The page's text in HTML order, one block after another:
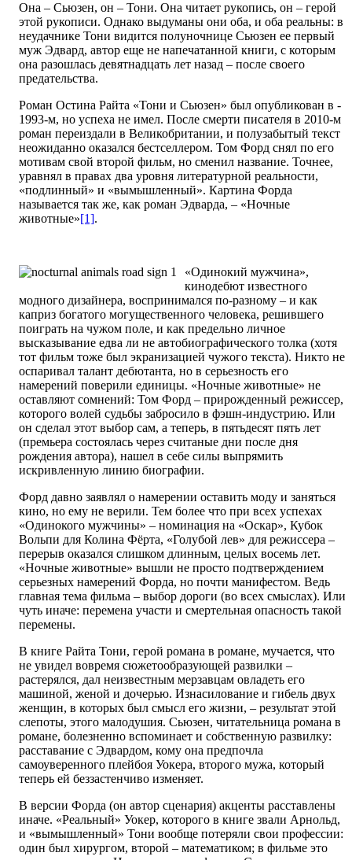
Она – Сьюзен, он – Тони. Она читает рукопись, он – герой
этой рукописи. Однако выдуманы они оба, и оба реальны: в
неудачнике Тони видится полуночнице Сьюзен ее первый
муж Эдвард, автор еще не напечатанной книги, с которым
она разошлась девятнадцать лет назад – после своего
предательства.
Роман Остина Райта «Тони и Сьюзен» был опубликован в ­
1993-м, но успеха не имел. После смерти писателя в 2010-м
роман переиздали в Великобритании, и полузабытый текст
неожиданно оказался бестселлером. Том Форд снял по его
мотивам свой второй фильм, но сменил название. Точнее,
уравнял в правах два уровня литературной реальности,
«подлинный» и «вымышленный». Картина Форда
называется так же, как роман Эдварда, – «Ночные
животные»[1].
«Одинокий мужчина»,
кинодебют известного
модного дизайнера, воспринимался по-разному – и как
каприз богатого могущественного человека, решившего
поиграть на чужом поле, и как предельно личное
высказывание едва ли не автобиографического толка (хотя
тот фильм тоже был экранизацией чужого текста). Никто не
оспаривал талант дебютанта, но в серьезность его
намерений поверили единицы. «Ночные животные» не
оставляют сомнений: Том Форд – прирожденный режиссер,
которого волей судьбы забросило в фэшн-индустрию. Или
он сделал этот выбор сам, а теперь, в пятьдесят пять лет
(премьера состоялась через считаные дни после дня
рождения автора), нашел в себе силы выпрямить
искривленную линию биографии.
Форд давно заявлял о намерении оставить моду и заняться
кино, но ему не верили. Тем более что при всех успехах
«Одинокого мужчины» – номинация на «Оскар», Кубок
Вольпи для Колина Фёрта, «Голубой лев» для режиссера –
перерыв оказался слишком длинным, целых восемь лет.
«Ночные животные» вышли не просто подтверждением
серьезных намерений Форда, но почти манифестом. Ведь
главная тема фильма – выбор дороги (во всех смыслах). Или
чуть иначе: перемена участи и смертельная опасность такой
перемены.
В книге Райта Тони, герой романа в романе, мучается, что
не увидел вовремя сюжетообразующей развилки –
растерялся, дал неизвестным мерзавцам овладеть его
машиной, женой и дочерью. Изнасилование и гибель двух
женщин, в которых был смысл его жизни, – результат этой
слепоты, этого малодушия. Сьюзен, читательница романа в
романе, болезненно вспоминает и собственную развилку:
расставание с Эдвардом, кому она предпочла
самоуверенного плейбоя Уокера, второго мужа, который
теперь ей беззастенчиво изменяет.
В версии Форда (он автор сценария) акценты расставлены
иначе. «Реальный» Уокер, которого в книге звали Арнольд,
и «вымышленный» Тони вообще потеряли свои профессии:
один был хирургом, второй – математиком; в фильме это